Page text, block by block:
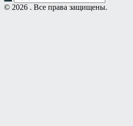
© 2026 . Все права защищены.